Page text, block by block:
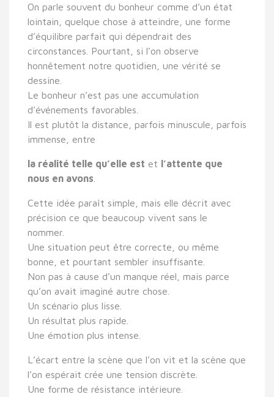
On parle souvent du bonheur comme d’un état
lointain, quelque chose à atteindre, une forme
d’équilibre parfait qui dépendrait des
circonstances. Pourtant, si l’on observe
honnêtement notre quotidien, une vérité se
dessine.
Le bonheur n’est pas une accumulation
d’événements favorables.
Il est plutôt la distance, parfois minuscule, parfois
immense, entre
la réalité telle qu’elle est et l’attente que
nous en avons
Cette idée paraît simple, mais elle décrit avec
précision ce que beaucoup vivent sans le
nommer.
Une situation peut être correcte, ou même
bonne, et pourtant sembler insuffisante.
Non pas à cause d’un manque réel, mais parce
qu’on avait imaginé autre chose.
Un scénario plus lisse.
Un résultat plus rapide.
Une émotion plus intense.
L’écart entre la scène que l’on vit et la scène que
l’on espérait crée une tension discrète.
Une forme de résistance intérieure.